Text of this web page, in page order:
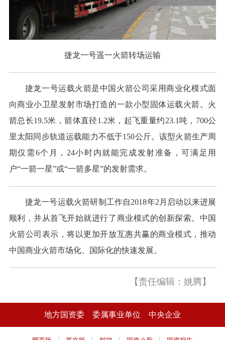
捷龙一号遥一火箭转场运输
捷龙一号运载火箭是中国火箭公司采用商业化模式面
向商业小卫星发射市场打造的一款小型固体运载火箭。火
箭总长19.5米，箭体直径1.2米，起飞重量约23.1吨，700公
里太阳同步轨道运载能力不低于150公斤。该型火箭生产周
期仅需6个月，24小时内就能完成发射准备，可满足用
户“一箭一星”或“一箭多星”的发射需求。
捷龙一号运载火箭研制工作自2018年2月启动以来进展
顺利，并从首飞开始就进行了商业模式的创新探索。中国
火箭公司表示，将以更加开放互惠共赢的商业模式，推动
中国商业火箭市场化、国际化的快速发展。
【责任编辑：姚腾】
地方国资委 委属事业单位 中央企业